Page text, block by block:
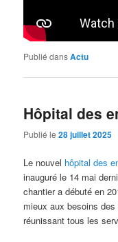
Publié dansActu
Hôpital des
Publié le28 juillet 2025
Le nouvel hôpital des
inauguré le 14 mai
chantier a débuté en
mieux aux besoins
réunissant tous les